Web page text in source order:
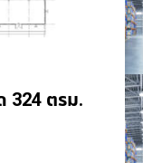
324 ตรม.